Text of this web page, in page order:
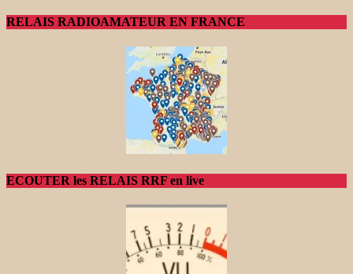
RELAIS RADIOAMATEUR EN FRANCE
ECOUTER les RELAIS RRF en live